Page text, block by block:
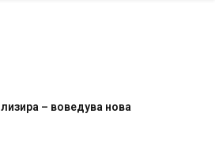
Уште двајца починаа од повредите во